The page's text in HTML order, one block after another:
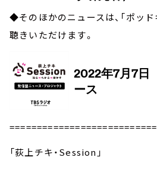
◆そのほかのニュースは、「ポッ
聴きいただけます。
「荻上チキ・Session」